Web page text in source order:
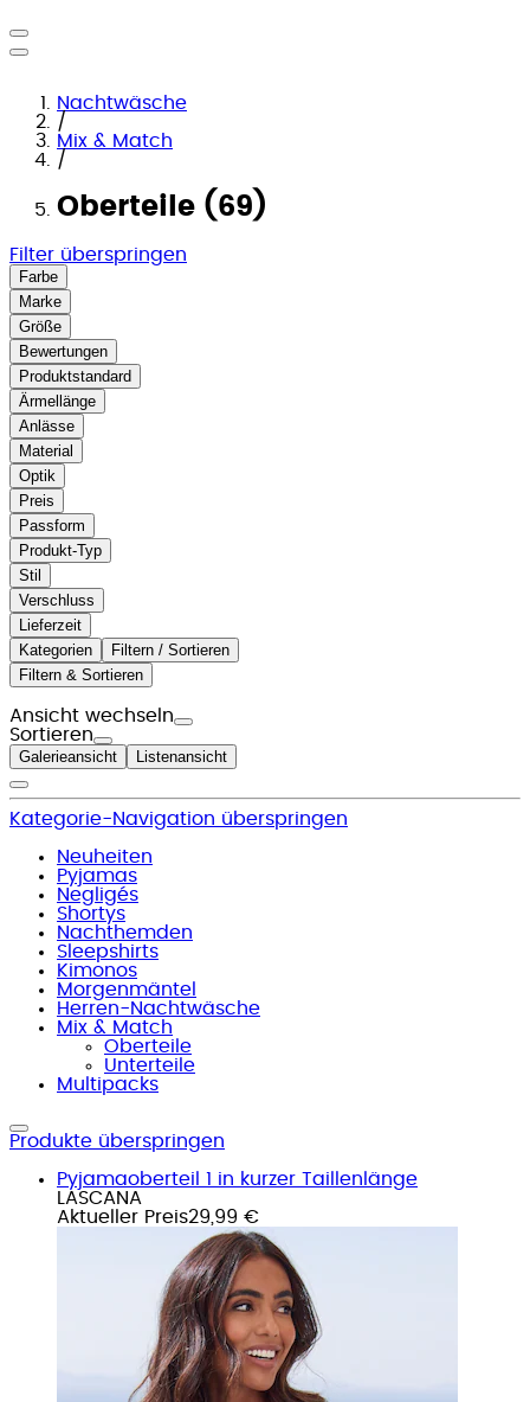
Nachtwäsche
/
Mix & Match
/
Oberteile (69)
Filter überspringen
Farbe
Marke
Größe
Bewertungen
Produktstandard
Ärmellänge
Anlässe
Material
Optik
Preis
Passform
Produkt-Typ
Stil
Verschluss
Lieferzeit
Kategorien
Filtern / Sortieren
Filtern & Sortieren
Ansicht wechseln
Sortieren
Galerieansicht Listenansicht
Kategorie-Navigation überspringen
Neuheiten
Pyjamas
Negligés
Shortys
Nachthemden
Sleepshirts
Kimonos
Morgenmäntel
Herren-Nachtwäsche
Mix & Match
Oberteile
Unterteile
Multipacks
Produkte überspringen
Pyjamaoberteil 1 in kurzer Taillenlänge
LASCANA
Aktueller Preis29,99 €